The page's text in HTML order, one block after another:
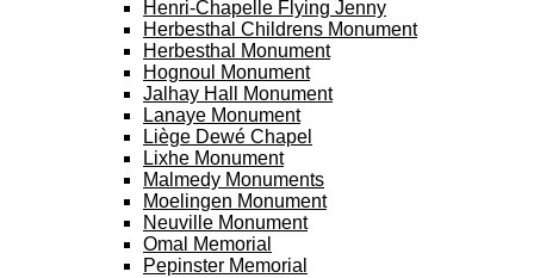
Henri-Chapelle Flying Jenny
Herbesthal Childrens Monument
Herbesthal Monument
Hognoul Monument
Jalhay Hall Monument
Lanaye Monument
Liège Dewé Chapel
Lixhe Monument
Malmedy Monuments
Moelingen Monument
Neuville Monument
Omal Memorial
Pepinster Memorial